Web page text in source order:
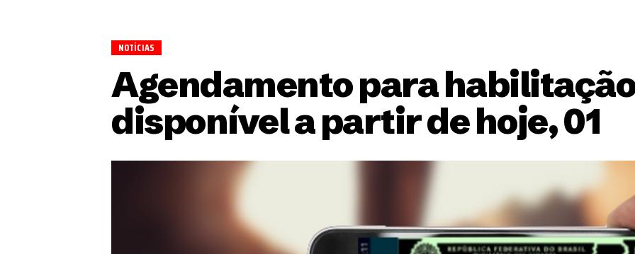
NOTÍCIAS
Agendamento para
disponível a partir de hoje, 01